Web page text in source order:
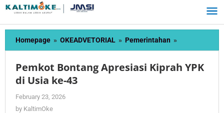
Skip
content
Homepage » OKEADVETORIAL » Pemerintahan »
Bontang
Kiprah
Pemkot Bontang Apresiasi Kiprah YPK
di Usia ke-43
February 23, 2026
by KaltimOke